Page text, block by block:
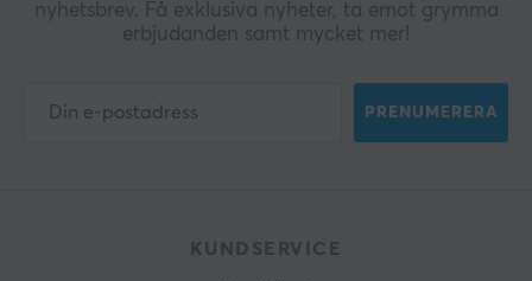
nyhetsbrev. Få exklusiva nyheter, ta emot grymma
erbjudanden samt mycket mer!
PRENUMERERA
KUNDSERVICE